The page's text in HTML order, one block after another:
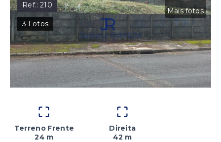
Mais fotos
Ref.:210
3 Fotos
Terreno Frente
24 m
Direita
42 m